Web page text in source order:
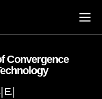
전
Convergence
티